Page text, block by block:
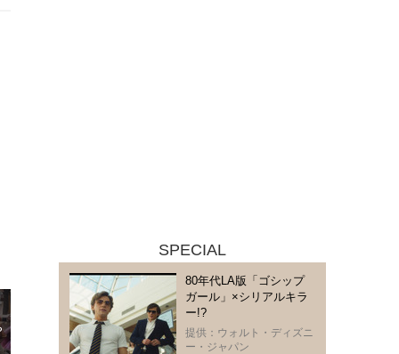
SPECIAL
80年代LA版「ゴシップ
ガール」×シリアルキラ
ー!?
提供：ウォルト・ディズニ
ー・ジャパン